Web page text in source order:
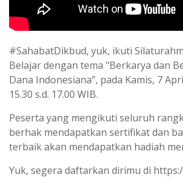
#SahabatDikbud, yuk, ikuti
Belajar dengan tema "Berkarya dan
Dana Indonesiana”, pada Kamis, 7
15.30 s.d. 17.00 WIB.
Peserta yang mengikuti seluruh
berhak mendapatkan sertifikat dan
terbaik akan mendapatkan hadiah
Yuk, segera daftarkan dirimu di